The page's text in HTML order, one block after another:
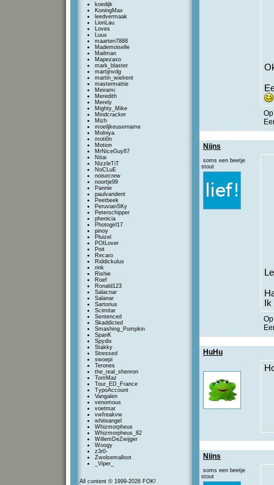
koedijk
KoningMax
leedvermaak
LionLau
Loves
Luux
maarten7888
Mademoiselle
Mailman
Mapezaxo
mark_blaster
martijnvdg
martin_wielrent
mastermattie
Meirami
Meredith
Merely
Mighty_Mike
Mindcracker
Mizh
moeiljkeusername
Molniya
moti0n
Motion
MrNiceGuy87
Nitai
NizzleTiT
NoCLuE
noisecrew
noortje99
Pannie
paulvandent
Peetbeek
PeruvianSKy
Peterschipper
phenicia
Photogirl17
pinoy
Pluizel
POILover
Poit
Recaro
Riddickulus
rink
Rishie
Roef
Ronald123
Salacnar
Salanar
Sartorius
Scimitar
Sentenced
Skaddicted
Smashing_Pumpkin
SpanK
Spydix
Stakky
Stressed
swoepi
Terones
the_real_shenron
TomMaz
Tour_ED_France
TypoAccount
Vangalen
venomous
voetmar
vwfreakvw
whiteangel
Whizmorpheus
Whizmorpheus_82
WillemDeZwijger
Woogy
z3r0-
Zwolsemalloot
_Viper_
All content © 1999-2026 FOK!
Nijns
soms een beetje
stout
HuHu
Nijns
soms een beetje
stout